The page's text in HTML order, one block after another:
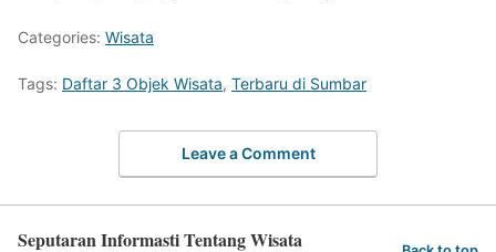
Categories: Wisata
Tags: Daftar 3 Objek Wisata, Terbaru di Sumbar
Leave a Comment
Seputaran Informasti Tentang Wisata